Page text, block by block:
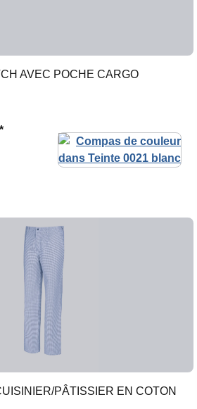
AVEC POCHE CARGO
PÂTISSIER EN COTON